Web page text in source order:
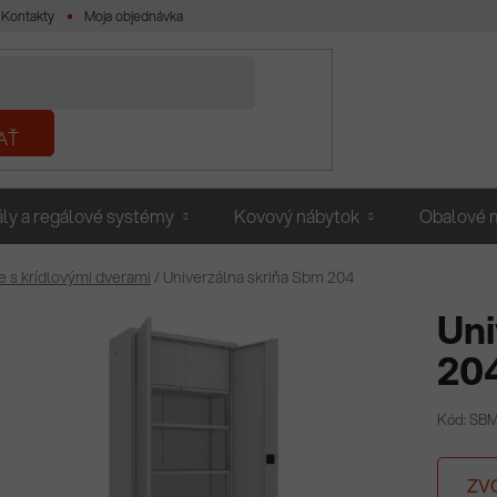
Kontakty Moja objednávka
a regálové systémy Kovový nábytok Obalové
s krídlovými dverami / Univerzálna skriňa Sbm 204
Kód: